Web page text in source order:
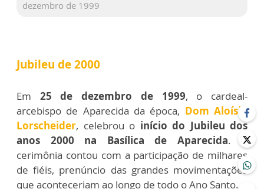
dezembro de 1999
Jubileu de 2000
Em 25 de dezembro de 1999, o cardeal-
arcebispo de Aparecida da época, Dom Aloísio
Lorscheider, celebrou o início do Jubileu dos
anos 2000 na Basílica de Aparecida. A
cerimônia contou com a participação de milhares
de fiéis, prenúncio das grandes movimentações
que aconteceriam ao longo de todo o Ano Santo.